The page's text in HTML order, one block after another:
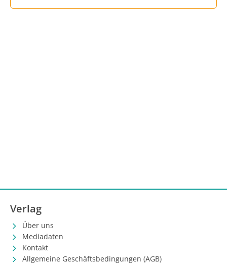
Verlag
Über uns
Mediadaten
Kontakt
Allgemeine Geschäftsbedingungen (AGB)